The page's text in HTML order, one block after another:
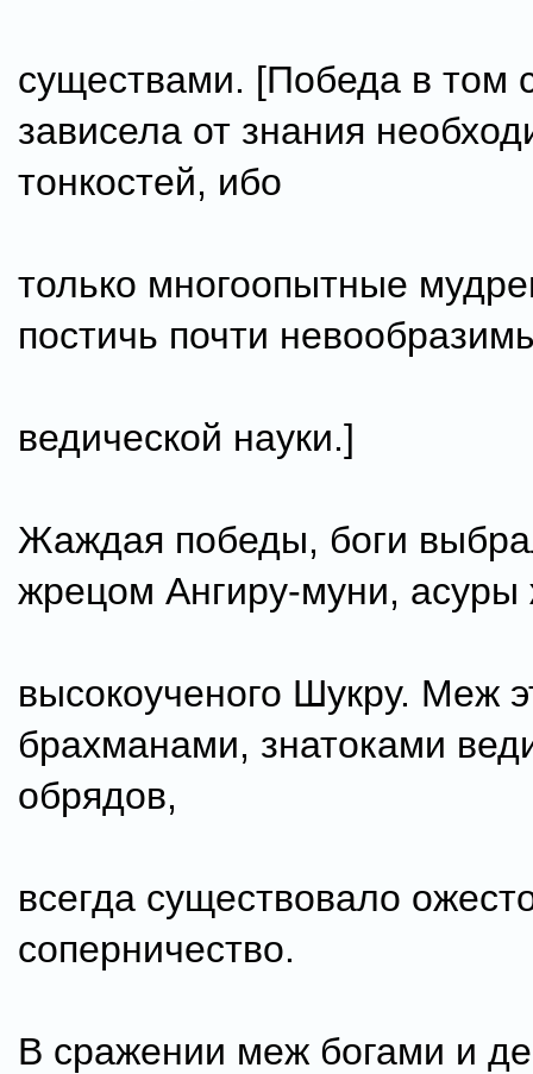
существами. [Победа в том
зависела от знания
тонкостей, ибо
только многоопытные
постичь почти
ведической науки.]
Жаждая победы, боги
жрецом Ангиру-муни,
высокоученого Шукру. Меж
брахманами, знатоками
обрядов,
всегда существовало
соперничество.
В сражении меж богами и